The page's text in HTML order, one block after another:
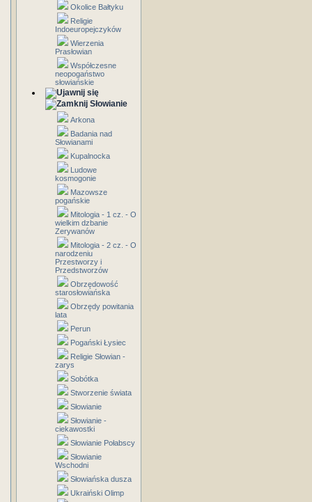
Okolice Bałtyku
Religie
Indoeuropejczyków
Wierzenia
Prasłowian
Współczesne
neopogaństwo
słowiańskie
Słowianie
Arkona
Badania nad
Słowianami
Kupalnocka
Ludowe
kosmogonie
Mazowsze
pogańskie
Mitologia - 1 cz. - O
wielkim dzbanie
Zerywanów
Mitologia - 2 cz. - O
narodzeniu
Przestworzy i
Przedstworzów
Obrzędowość
starosłowiańska
Obrzędy powitania
lata
Perun
Pogański Łysiec
Religie Słowian -
zarys
Sobótka
Stworzenie świata
Słowianie
Słowianie -
ciekawostki
Słowianie Połabscy
Słowianie
Wschodni
Słowiańska dusza
Ukraiński Olimp